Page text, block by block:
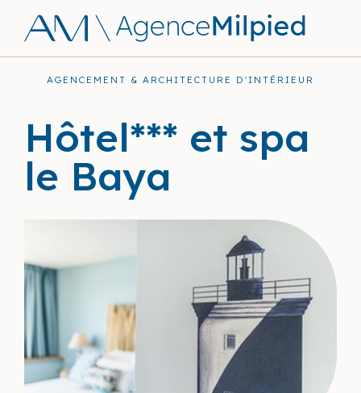
AGENCEMENT & ARCHITECTURE D'INTÉRIEUR
Hôtel*** et spa
le Baya